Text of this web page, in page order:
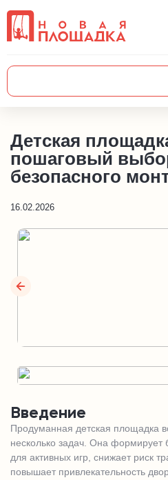
Детская
пошаговый
безопасного
16.02.2026
Введение
Продуманная детская площадка
несколько задач. Она формирует
для активных игр, снижает риск
повышает привлекательность